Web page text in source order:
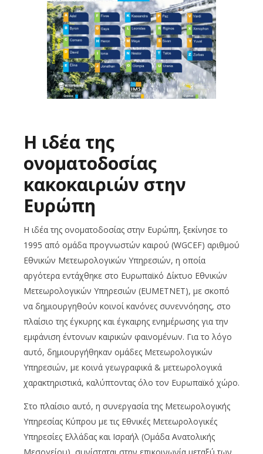
Η ιδέα της
ονοματοδοσίας
κακοκαιριών στην
Ευρώπη
Η ιδέα της ονοματοδοσίας στην Ευρώπη, ξεκίνησε το
1995 από ομάδα προγνωστών καιρού (WGCEF) αριθμού
Εθνικών Μετεωρολογικών Υπηρεσιών, η οποία
αργότερα εντάχθηκε στο Ευρωπαϊκό Δίκτυο Εθνικών
Μετεωρολογικών Υπηρεσιών (EUMETNET), με σκοπό
να δημιουργηθούν κοινοί κανόνες συνεννόησης, στο
πλαίσιο της έγκυρης και έγκαιρης ενημέρωσης για την
εμφάνιση έντονων καιρικών φαινομένων. Για το λόγο
αυτό, δημιουργήθηκαν ομάδες Μετεωρολογικών
Υπηρεσιών, με κοινά γεωγραφικά & μετεωρολογικά
χαρακτηριστικά, καλύπτοντας όλο τον Ευρωπαϊκό χώρο.
Στο πλαίσιο αυτό, η συνεργασία της Μετεωρολογικής
Υπηρεσίας Κύπρου με τις Εθνικές Μετεωρολογικές
Υπηρεσίες Ελλάδας και Ισραήλ (Ομάδα Ανατολικής